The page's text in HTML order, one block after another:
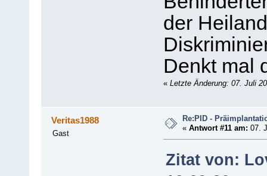
der
Denkt mal
« Letzte Änderung: 07. Juli
Veritas1988
Gast
Re:PID -
«Antwort #11 am: 07.
Zitat von: